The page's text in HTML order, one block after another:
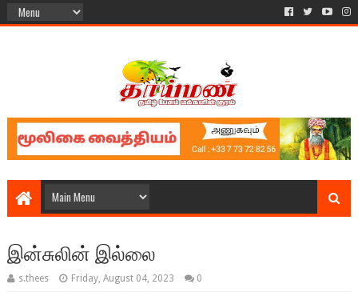
இன்சுலின் இல்லை
s.thees Friday, August 04, 2023 0